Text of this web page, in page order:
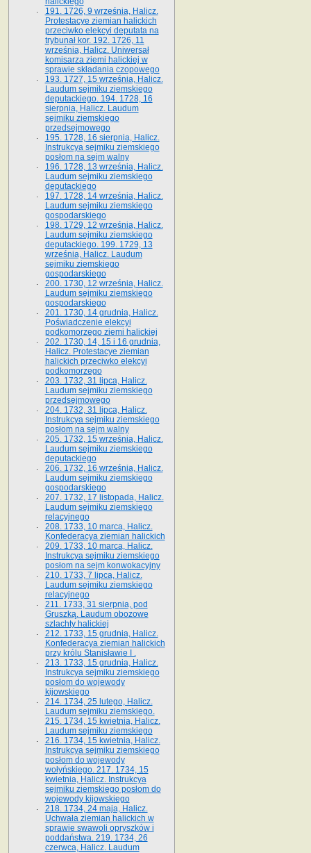
191. 1726, 9 września, Halicz.
Protestacye ziemian halickich
przeciwko elekcyi deputata na
trybunał kor. 192. 1726, 11
września, Halicz. Uniwersał
komisarza ziemi halickiej w
sprawie składania czopowego
193. 1727, 15 września, Halicz.
Laudum sejmiku ziemskiego
deputackiego. 194. 1728, 16
sierpnia, Halicz. Laudum
sejmiku ziemskiego
przedsejmowego
195. 1728, 16 sierpnia, Halicz.
Instrukcya sejmiku ziemskiego
posłom na sejm walny
196. 1728, 13 września, Halicz.
Laudum sejmiku ziemskiego
deputackiego
197. 1728, 14 września, Halicz.
Laudum sejmiku ziemskiego
gospodarskiego
198. 1729, 12 września, Halicz.
Laudum sejmiku ziemskiego
deputackiego. 199. 1729, 13
września, Halicz. Laudum
sejmiku ziemskiego
gospodarskiego
200. 1730, 12 września, Halicz.
Laudum sejmiku ziemskiego
gospodarskiego
201. 1730, 14 grudnia, Halicz.
Poświadczenie elekcyi
podkomorzego ziemi halickiej
202. 1730, 14, 15 i 16 grudnia,
Halicz. Protestacye ziemian
halickich przeciwko elekcyi
podkomorzego
203. 1732, 31 lipca, Halicz.
Laudum sejmiku ziemskiego
przedsejmowego
204. 1732, 31 lipca, Halicz.
Instrukcya sejmiku ziemskiego
posłom na sejm walny
205. 1732, 15 września, Halicz.
Laudum sejmiku ziemskiego
deputackiego
206. 1732, 16 września, Halicz.
Laudum sejmiku ziemskiego
gospodarskiego
207. 1732, 17 listopada, Halicz.
Laudum sejmiku ziemskiego
relacyjnego
208. 1733, 10 marca, Halicz.
Konfederacya ziemian halickich­
209. 1733, 10 marca, Halicz.
Instrukcya sejmiku ziemskiego
posłom na sejm konwokacyjny
210. 1733, 7 lipca, Halicz.
Laudum sejmiku ziemskiego
relacyjnego
211. 1733, 31 sierpnia, pod
Gruszką. Laudum obozowe
szlachty halickiej
212. 1733, 15 grudnia, Halicz.
Konfederacya ziemian halickich
przy królu Stanisławie I .
213. 1733, 15 grudnia, Halicz.
Instrukcya sejmiku ziemskiego
posłom do wojewody
kijowskiego
214. 1734, 25 lutego, Halicz.
Laudum sejmiku ziemskiego.
215. 1734, 15 kwietnia, Halicz.
Laudum sejmiku ziemskiego
216. 1734, 15 kwietnia, Halicz.
Instrukcya sejmiku ziemskiego
posłom do wojewody
wołyńskiego. 217. 1734, 15
kwietnia, Halicz. Instrukcya
sejmiku ziemskiego posłom do
wojewody kijowskiego
218. 1734, 24 maja, Halicz.
Uchwała ziemian halickich w
sprawie swawoli opryszków i
poddaństwa. 219. 1734, 26
czerwca, Halicz. Laudum